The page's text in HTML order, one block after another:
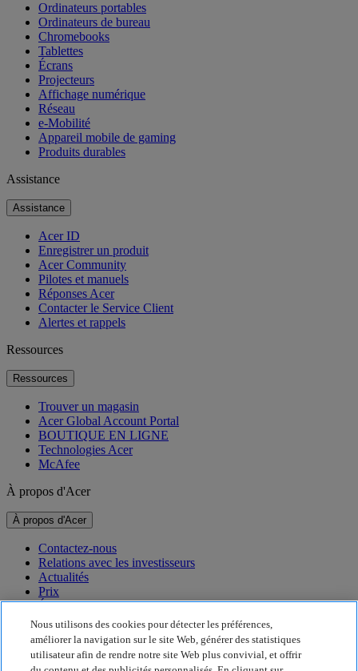
Ordinateurs portables
Ordinateurs de bureau
Chromebooks
Tablettes
Écrans
Projecteurs
Affichage numérique
Réseau
e-Mobilité
Appareil mobile de gaming
Produits durables
Assistance
Assistance
Acer ID
Enregistrer un produit
Acer Community
Pilotes et manuels
Réponses Acer
Contacter le Service Client
Alertes et rappels
Ressources
Ressources
Trouver un magasin
Acer Global Account Portal
BOUTIQUE EN LIGNE
Technologies Acer
McAfee
À propos d'Acer
À propos d'Acer
Contactez-nous
Relations avec les investisseurs
Actualités
Prix
Événements
Développement durable
Développement durable
Nous utilisons des cookies pour détecter les préférences,
améliorer la navigation sur le site Web, générer des statistiques
utilisateur afin de rendre notre site Web plus convivial, et offrir